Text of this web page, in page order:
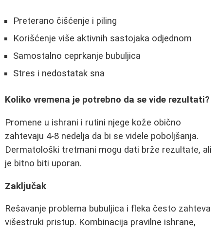
Preterano čišćenje i piling
Korišćenje više aktivnih sastojaka odjednom
Samostalno ceprkanje bubuljica
Stres i nedostatak sna
Koliko vremena je potrebno da se vide rezultati?
Promene u ishrani i rutini njege kože obično
zahtevaju 4-8 nedelja da bi se videle poboljšanja.
Dermatološki tretmani mogu dati brže rezultate, ali
je bitno biti uporan.
Zaključak
Rešavanje problema bubuljica i fleka često zahteva
višestruki pristup. Kombinacija pravilne ishrane,